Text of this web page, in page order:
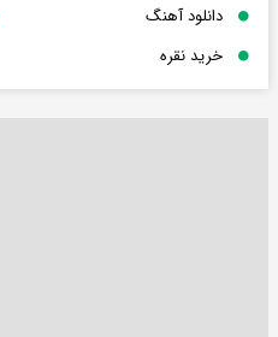
دانلود آهنگ
خرید نقره